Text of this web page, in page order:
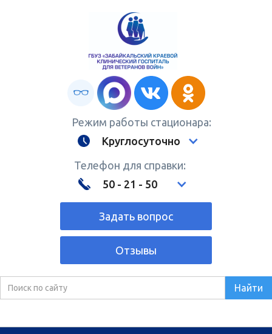
Режим работы стационара:
Круглосуточно
Телефон для справки:
50 - 21 - 50
Задать вопрос
Отзывы